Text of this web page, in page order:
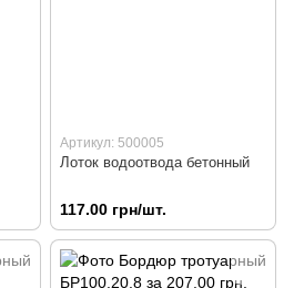
Артикул: 500005
Лоток водоотвода бетонный
117.00 грн/шт.